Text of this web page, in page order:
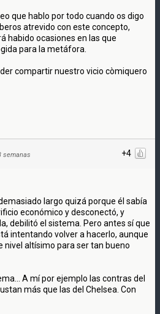
que hablo por todo cuando os digo
atrevido con este concepto,
habido ocasiones en las que
para la metáfora.
compartir nuestro vicio còmiquero
+4
semanas
largo quizá porque él sabía
económico y desconectó, y
debilitó el sistema. Pero antes sí que
intentando volver a hacerlo, aunque
nivel altísimo para ser tan bueno
A mí por ejemplo las contras del
más que las del Chelsea. Con